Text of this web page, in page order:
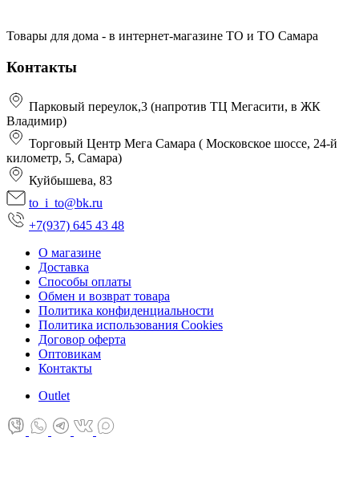
Товары для дома - в интернет-магазине ТО и ТО Самара
Контакты
Парковый переулок,3 (напротив ТЦ Мегасити, в ЖК
Владимир)
Торговый Центр Мега Самара ( Московское шоссе, 24-й
километр, 5, Самара)
Куйбышева, 83
to_i_to@bk.ru
+7(937) 645 43 48
О магазине
Доставка
Способы оплаты
Обмен и возврат товара
Политика конфиденциальности
Политика использования Cookies
Договор оферта
Оптовикам
Контакты
Оutlet